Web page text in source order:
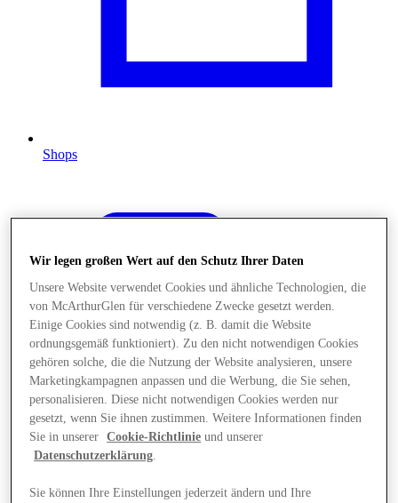
Shops
Wir legen großen Wert auf den Schutz Ihrer Daten
Unsere Website verwendet Cookies und ähnliche Technologien, die
von McArthurGlen für verschiedene Zwecke gesetzt werden.
Einige Cookies sind notwendig (z. B. damit die Website
ordnungsgemäß funktioniert). Zu den nicht notwendigen Cookies
gehören solche, die die Nutzung der Website analysieren, unsere
Marketingkampagnen anpassen und die Werbung, die Sie sehen,
personalisieren. Diese nicht notwendigen Cookies werden nur
gesetzt, wenn Sie ihnen zustimmen. Weitere Informationen finden
Sie in unserer
Cookie-Richtlinie und unserer
Datenschutzerklärung.
Sie können Ihre Einstellungen jederzeit ändern und Ihre